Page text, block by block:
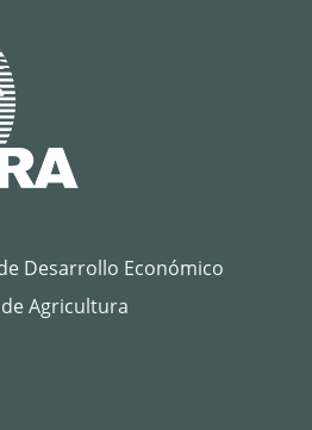
Desarrollo Económico
Agricultura